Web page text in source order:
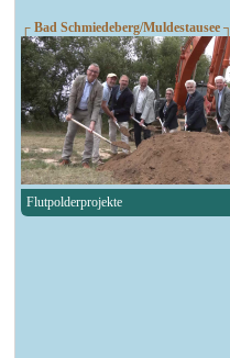
┌ Bad Schmiedeberg/Muldestausee ┐
Flutpolderprojekte